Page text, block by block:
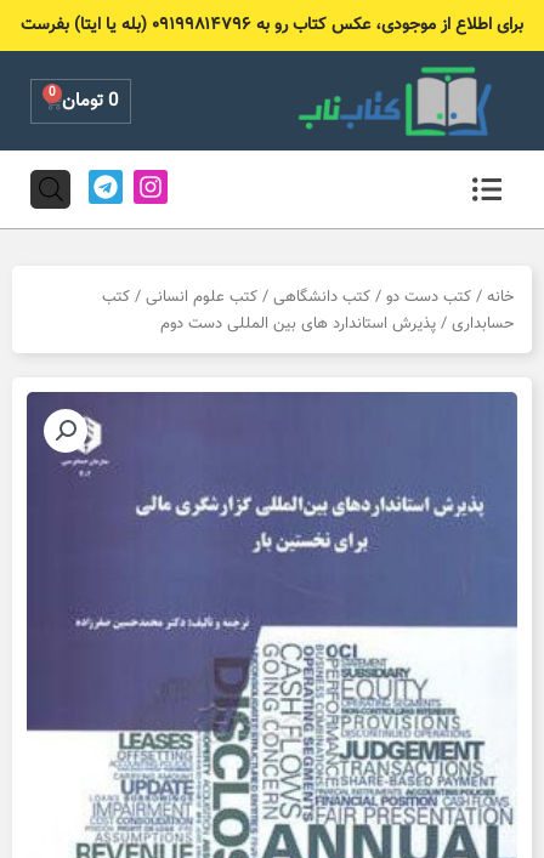
برای اطلاع از موجودی، عکس کتاب رو به ۰۹۱۹۹۸۱۴۷۹۶ (بله یا ایتا) بفرست
0تومان 0
Cart
I
n
s
g
a
T
e
l
r
m
خانه / کتب دست دو / کتب دانشگاهی / کتب علوم انسانی / کتب
حسابداری / پذیرش استاندارد های بین المللی دست دوم